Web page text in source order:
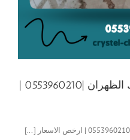
شركة جلي رخام و سيراميك الظهران |0553960210 |